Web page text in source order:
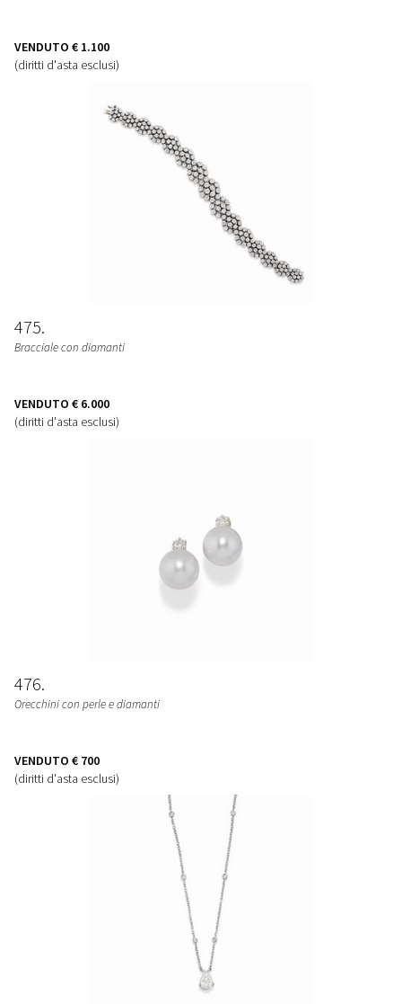
VENDUTO € 1.100
(diritti d'asta esclusi)
475
Bracciale con diamanti
VENDUTO € 6.000
(diritti d'asta esclusi)
476
Orecchini con perle e diamanti
VENDUTO € 700
(diritti d'asta esclusi)